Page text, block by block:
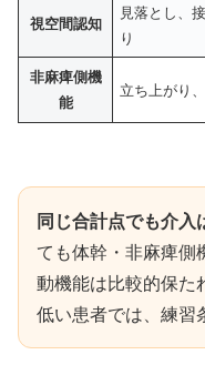
視空間認知
見落とし、
り
非麻痺側機
能
立ち上がり
同じ合計点でも介入
ても体幹・非麻痺側
動機能は比較的保た
低い患者では、練習